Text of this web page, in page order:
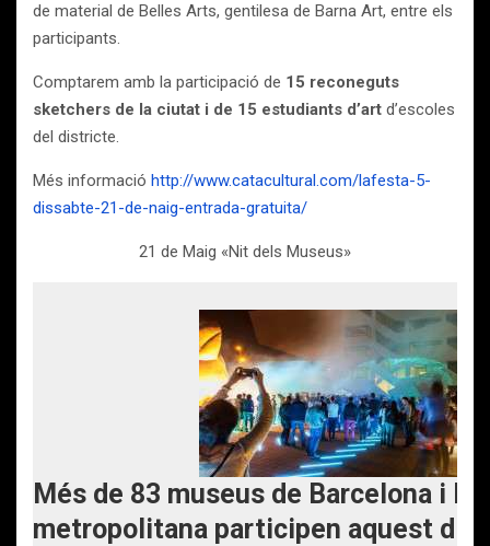
de material de Belles Arts, gentilesa de Barna Art, entre els
participants.
Comptarem amb la participació de 15 reconeguts
sketchers de la ciutat i de 15 estudiants d’art d’escoles
del districte.
Més informació http://www.catacultural.com/lafesta-5-
dissabte-21-de-naig-entrada-gratuita/
21 de Maig «Nit dels Museus»
Més de 83 museus de Barcelona i
metropolitana participen aquest